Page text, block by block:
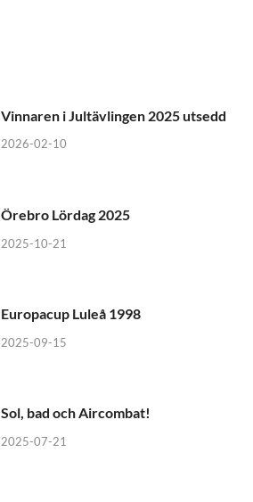
Vinnaren i Jultävlingen 2025 utsedd
2026-02-10
Örebro Lördag 2025
2025-10-21
Europacup Luleå 1998
2025-09-15
Sol, bad och Aircombat!
2025-07-21